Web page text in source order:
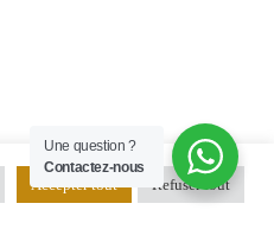
Accepter tout Refuser tout
Une question ?
Contactez-nous